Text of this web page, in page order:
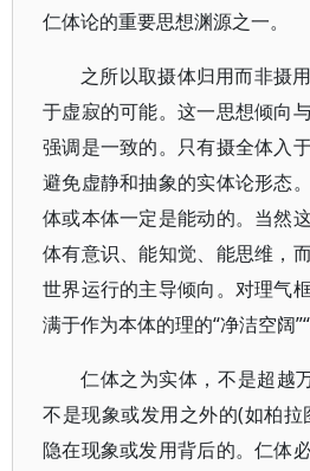
仁体论的重要思想渊源之一。
之所以取摄体归用而非摄
于虚寂的可能。这一思想倾向
强调是一致的。只有摄全体入
避免虚静和抽象的实体论形态
体或本体一定是能动的。当然
体有意识、能知觉、能思维，
世界运行的主导倾向。对理气
满于作为本体的理的“净洁空阔”“
仁体之为实体，不是超越
不是现象或发用之外的(如柏
隐在现象或发用背后的。仁体